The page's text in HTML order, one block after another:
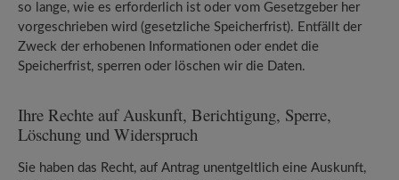
so lange, wie es erforderlich ist oder vom Gesetzgeber her
vorgeschrieben wird (gesetzliche Speicherfrist). Entfällt der
Zweck der erhobenen Informationen oder endet die
Speicherfrist, sperren oder löschen wir die Daten.
Ihre Rechte auf Auskunft, Berichtigung, Sperre,
Löschung und Widerspruch
Sie haben das Recht, auf Antrag unentgeltlich eine Auskunft,